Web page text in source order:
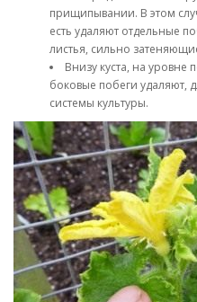
прищипывании. В этом
есть удаляют отдельные
листья, сильно
Внизу куста, на уровне
боковые побеги удаляют,
системы культуры.